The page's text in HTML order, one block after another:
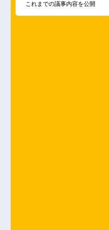
これまでの議事内容を公開